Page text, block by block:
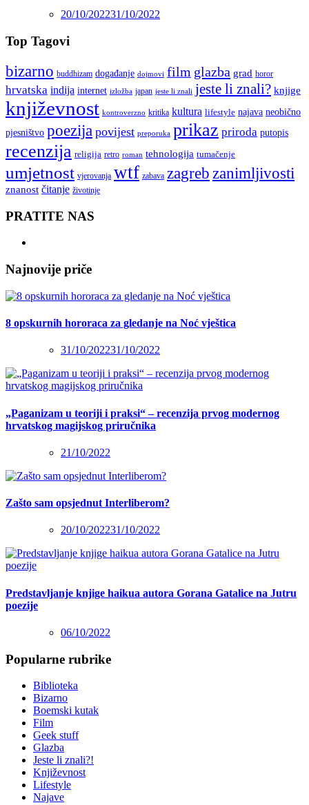
20/10/202231/10/2022
Top Tagovi
bizarno buddhizam događanje dojmovi film glazba grad horor
hrvatska indija internet izložba japan jeste li znali jeste li znali? knjige
književnost kontroverzno kritika kultura lifestyle najava neobično
pjesništvo poezija povijest preporuka prikaz priroda putopis
recenzija religija retro roman tehnologija tumačenje
umjetnost vjerovanja wtf zabava zagreb zanimljivosti
znanost čitanje životinje
PRATITE NAS
Najnovije priče
8 opskurnih hororaca za gledanje na Noć vještica
31/10/202231/10/2022
„Paganizam u teoriji i praksi“ – recenzija prvog modernog
hrvatskog magijskog priručnika
21/10/2022
Zašto sam opsjednut Interliberom?
20/10/202231/10/2022
Predstavljanje knjige haikua autora Gorana Gatalice na Jutru
poezije
06/10/2022
Popularne rubrike
Biblioteka
Bizarno
Boemski kutak
Film
Geek stuff
Glazba
Jeste li znali?!
Književnost
Lifestyle
Najave